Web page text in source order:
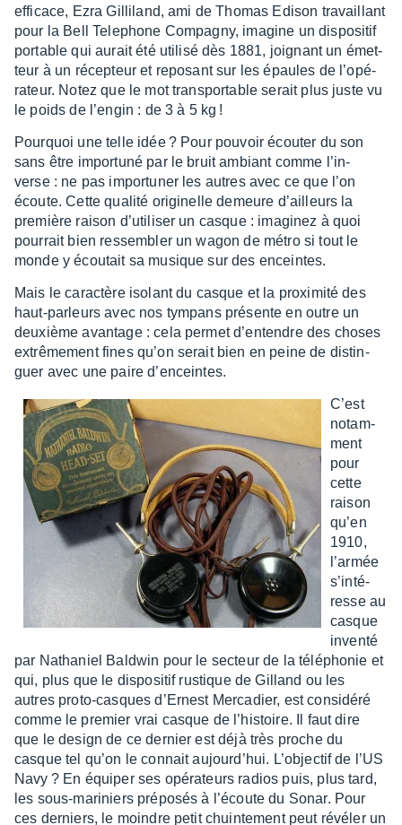
effi­cace, Ezra Gilli­land, ami de Thomas Edison travaillant
pour la Bell Tele­phone Compa­gny, imagine un dispo­si­tif
portable qui aurait été utilisé dès 1881, joignant un émet­
teur à un récep­teur et repo­sant sur les épaules de l’opé­
ra­teur. Notez que le mot trans­por­table serait plus juste vu
le poids de l’en­gin : de 3 à 5 kg !
Pourquoi une telle idée ? Pour pouvoir écou­ter du son
sans être impor­tuné par le bruit ambiant comme l’in­
verse : ne pas impor­tu­ner les autres avec ce que l’on
écoute. Cette qualité origi­nelle demeure d’ailleurs la
première raison d’uti­li­ser un casque : imagi­nez à quoi
pour­rait bien ressem­bler un wagon de métro si tout le
monde y écou­tait sa musique sur des enceintes.
Mais le carac­tère isolant du casque et la proxi­mité des
haut-parleurs avec nos tympans présente en outre un
deuxième avan­tage : cela permet d’en­tendre des choses
extrê­me­ment fines qu’on serait bien en peine de distin­
guer avec une paire d’en­ceintes.
C’est
notam­
ment
pour
cette
raison
qu’en
1910,
l’ar­mée
s’in­té­
resse au
casque
inventé
par Natha­niel Bald­win pour le secteur de la télé­pho­nie et
qui, plus que le dispo­si­tif rustique de Gilland ou les
autres proto-casques d’Er­nest Merca­dier, est consi­déré
comme le premier vrai casque de l’his­toire. Il faut dire
que le design de ce dernier est déjà très proche du
casque tel qu’on le connait aujour­d’hui. L’objec­tif de l’US
Navy ? En équi­per ses opéra­teurs radios puis, plus tard,
les sous-mari­niers prépo­sés à l’écoute du Sonar. Pour
ces derniers, le moindre petit chuin­te­ment peut révé­ler un